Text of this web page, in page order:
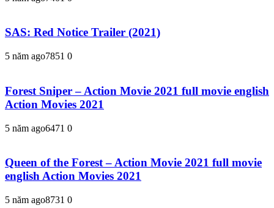
SAS: Red Notice Trailer (2021)
5 năm ago7851 0
Forest Sniper – Action Movie 2021 full movie english
Action Movies 2021
5 năm ago6471 0
Queen of the Forest – Action Movie 2021 full movie
english Action Movies 2021
5 năm ago8731 0